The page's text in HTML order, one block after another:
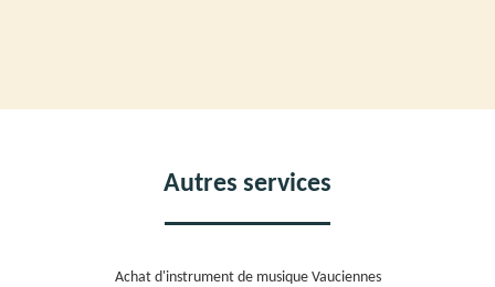
Autres services
Achat d'instrument de musique Vauciennes